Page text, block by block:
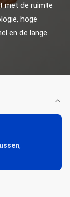
met de ruimte
hoge
en de lange
,